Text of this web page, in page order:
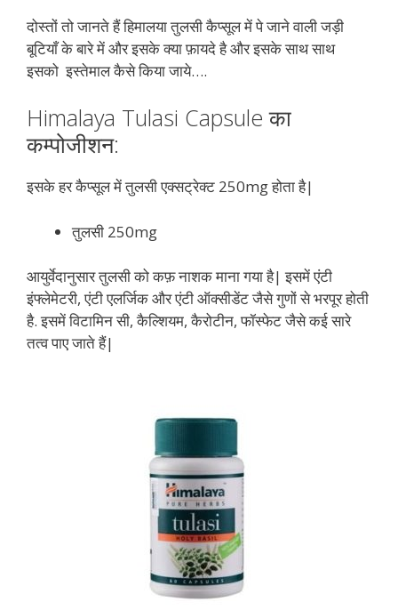
दोस्तों तो जानते हैं हिमालया तुलसी कैप्सूल में पे जाने वाली जड़ी
बूटियाँ के बारे में और इसके क्या फ़ायदे है और इसके साथ साथ
इसको इस्तेमाल कैसे किया जाये….
Himalaya Tulasi Capsule का
कम्पोजीशन:
इसके हर कैप्सूल में तुलसी एक्सट्रेक्ट 250mg होता है|
तुलसी 250mg
आयुर्वेदानुसार तुलसी को कफ़ नाशक माना गया है| इसमें एंटी
इंफ्लेमेटरी, एंटी एलर्जिक और एंटी ऑक्सीडेंट जैसे गुणों से भरपूर होती
है. इसमें विटामिन सी, कैल्शियम, कैरोटीन, फॉस्फेट जैसे कई सारे
तत्व पाए जाते हैं|